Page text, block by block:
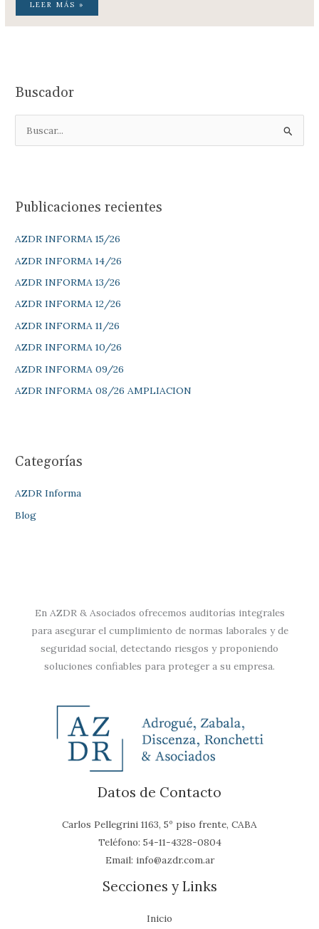
LEER MÁS »
Buscador
a
o
r
:
Publicaciones recientes
AZDR INFORMA 15/26
AZDR INFORMA 14/26
AZDR INFORMA 13/26
AZDR INFORMA 12/26
AZDR INFORMA 11/26
AZDR INFORMA 10/26
AZDR INFORMA 09/26
AZDR INFORMA 08/26 AMPLIACION
Categorías
AZDR Informa
Blog
En AZDR & Asociados ofrecemos auditorías integrales
para asegurar el cumplimiento de normas laborales y de
seguridad social, detectando riesgos y proponiendo
soluciones confiables para proteger a su empresa.
Datos de Contacto
Carlos Pellegrini 1163, 5º piso frente, CABA
Teléfono: 54-11-4328-0804
Email: info@azdr.com.ar
Secciones y Links
Inicio